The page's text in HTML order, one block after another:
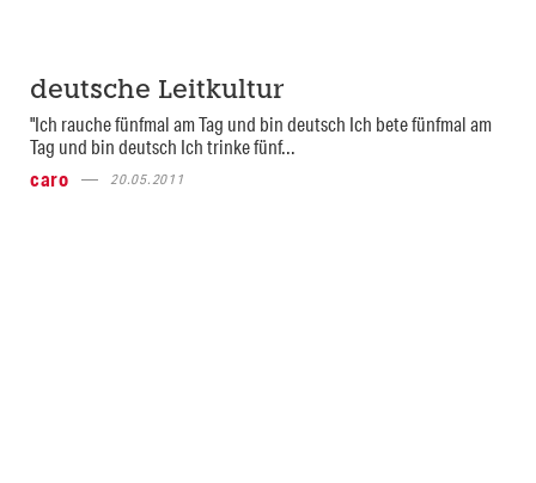
deutsche Leitkultur
"Ich rauche fünfmal am Tag und bin deutsch Ich bete fünfmal am
Tag und bin deutsch Ich trinke fünf...
caro
20.05.2011